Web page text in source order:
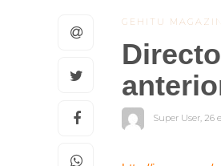
GEHITU
Super User, 26